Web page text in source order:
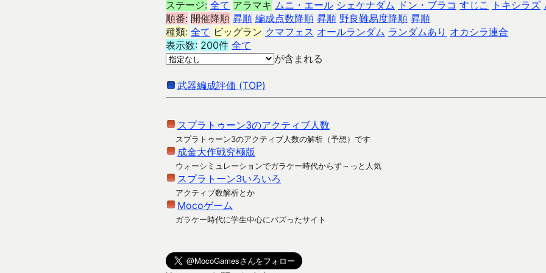
ステージ: 全て アラマキ ムニ・エール シェケナダム ドン・ブラコ すじこ トキシラズ
順番: 開催降順 昇順 編成点数降順 昇順 野良難易度降順 昇順
種類: 全て ビッグラン クマフェス オールランダム ランダムあり オカシラ連合
表示数: 200件 全て
が含まれる
武器編成評価 (TOP)
スプラトゥーン3のアクティブ人数
スプラトゥーン3のアクティブ人数の解析（予想）です
成金大作戦究極版
ウォーシミュレーションでガラケー時代からず～っと人気
スプラトーン3いろいろ
アクティブ数解析とか
Mocoゲーム
ガラケー時代に学生中心にバズったサイト